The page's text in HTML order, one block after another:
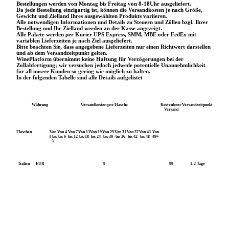
Bestellungen werden von Montag bis Freitag von 8-18Uhr ausgeliefert.
Da jede Bestellung einzigartig ist, können die Versandkosten je nach Größe,
Gewicht und Zielland Ihres ausgewählten Produkts variieren.
Alle notwendigen Informationen und Details zu Steuern und Zöllen bzgl. Ihrer
Bestellung und Ihr Zielland werden an der Kasse angezeigt.
Alle Pakete werden per Kurier UPS Express, SMM, MBE oder FedEx mit
variablen Lieferzeiten je nach Ziel ausgeliefert.
Bitte beachten Sie, dass angegebene Lieferzeiten nur einen Richtwert darstellen
und ab dem Versandzeitpunkt gelten.
WinePlatform übernimmt keine Haftung für Verzögerungen bei der
Zollabfertigung; wir versuchen jedoch jedwede potentielle Unannehmlichkeit
für all unsere Kunden so gering wie möglich zu halten.
In der folgenden Tabelle sind alle Details aufgelistet
Währung Versandkosten pro Flasche
Kostenloser
Versand
Versandzeitpunkt
Flaschen
Von
1 bis
3
Von 4
bis 6
Von 7
bis 12
Von 13
bis 18
Von 19
bis 24
Von 25
bis 30
Von 31
bis 36
Von 37
bis 42
Von 43
bis 48
Von
49+
Italien EUR 9 99 1-2 Tage